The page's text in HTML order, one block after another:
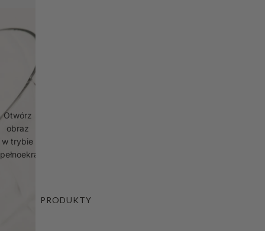
PRODUKTY
Otwórz
obraz
w trybie
pełnoekranowym